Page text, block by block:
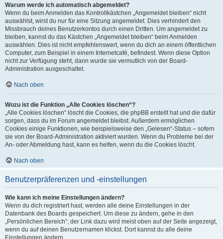
Warum werde ich automatisch abgemeldet?
Wenn du beim Anmelden das Kontrollkästchen „Angemeldet bleiben“ nicht
auswählst, wirst du nur für eine Sitzung angemeldet. Dies verhindert den
Missbrauch deines Benutzerkontos durch einen Dritten. Um angemeldet zu
bleiben, kannst du das Kästchen „Angemeldet bleiben“ beim Anmelden
auswählen. Dies ist nicht empfehlenswert, wenn du dich an einem öffentlichen
Computer, zum Beispiel in einem Internetcafé, befindest. Wenn diese Option
nicht zur Verfügung steht, dann wurde sie vermutlich von der Board-
Administration ausgeschaltet.
Nach oben
Wozu ist die Funktion „Alle Cookies löschen“?
„Alle Cookies löschen“ löscht die Cookies, die phpBB erstellt hat und die dafür
sorgen, dass du im Forum angemeldet bleibst. Außerdem ermöglichen
Cookies einige Funktionen, wie beispielsweise den „Gelesen“-Status – sofern
sie von der Board-Administration aktiviert wurden. Wenn du Probleme bei der
An- oder Abmeldung hast, kann es helfen, wenn du die Cookies löscht.
Nach oben
Benutzerpräferenzen und -einstellungen
Wie kann ich meine Einstellungen ändern?
Wenn du dich registriert hast, werden alle deine Einstellungen in der
Datenbank des Boards gespeichert. Um diese zu ändern, gehe in den
„Persönlichen Bereich“; der Link dazu wird meist oben auf der Seite angezeigt,
wenn du auf deinen Benutzernamen klickst. Dort kannst du alle deine